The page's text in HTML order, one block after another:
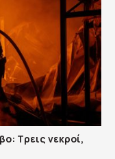
Τρεις νεκροί,